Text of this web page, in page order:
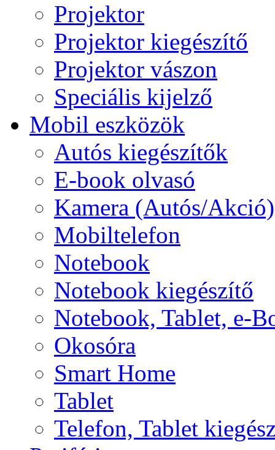
Projektor
Projektor kiegészítő
Projektor vászon
Speciális kijelző
Mobil eszközök
Autós kiegészítők
E-book olvasó
Kamera (Autós/Akció)
Mobiltelefon
Notebook
Notebook kiegészítő
Notebook, Tablet, e-
Okosóra
Smart Home
Tablet
Telefon, Tablet